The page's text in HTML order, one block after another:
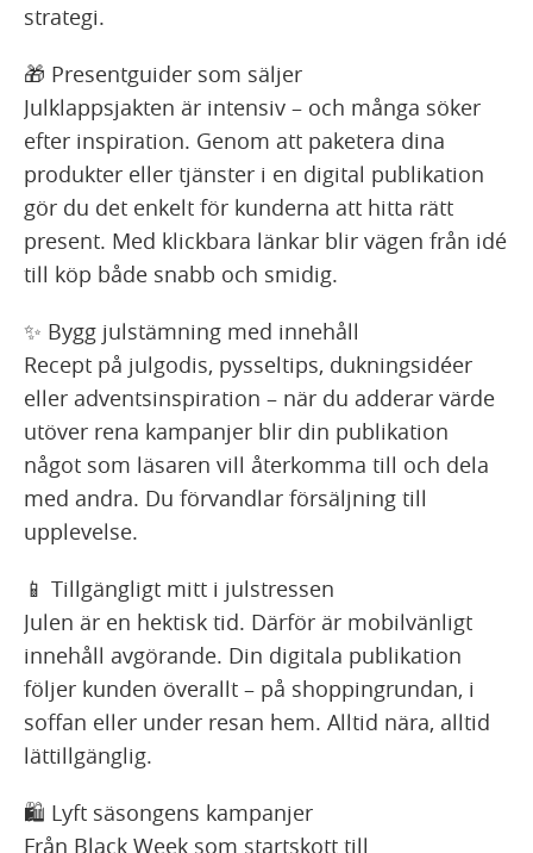
strategi.
🎁 Presentguider som säljer
Julklappsjakten är intensiv – och många söker
efter inspiration. Genom att paketera dina
produkter eller tjänster i en digital publikation
gör du det enkelt för kunderna att hitta rätt
present. Med klickbara länkar blir vägen från idé
till köp både snabb och smidig.
✨ Bygg julstämning med innehåll
Recept på julgodis, pysseltips, dukningsidéer
eller adventsinspiration – när du adderar värde
utöver rena kampanjer blir din publikation
något som läsaren vill återkomma till och dela
med andra. Du förvandlar försäljning till
upplevelse.
📱 Tillgängligt mitt i julstressen
Julen är en hektisk tid. Därför är mobilvänligt
innehåll avgörande. Din digitala publikation
följer kunden överallt – på shoppingrundan, i
soffan eller under resan hem. Alltid nära, alltid
lättillgänglig.
🛍️ Lyft säsongens kampanjer
Från Black Week som startskott till